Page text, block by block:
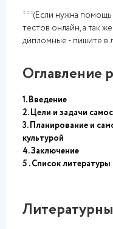
***(Если нужна помощь
тестов онлайн, а так
дипломные - пишите в
Оглавление
1. Введение
2. Цели и задачи
3. Планирование и
культурой
4. Заключение
5 . Список литературы